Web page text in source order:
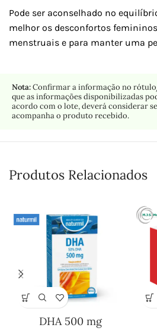
Pode ser aconselhado no
melhor os desconfortos
menstruais e para manter uma
Nota:Confirmar a informação no
que as informações disponibilizadas
acordo com o lote, deverá considerar
acompanha o produto recebido.
Produtos Relacionados
DHA 500 mg